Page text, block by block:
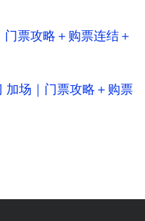
票攻略＋购票连结＋
场｜门票攻略＋购票